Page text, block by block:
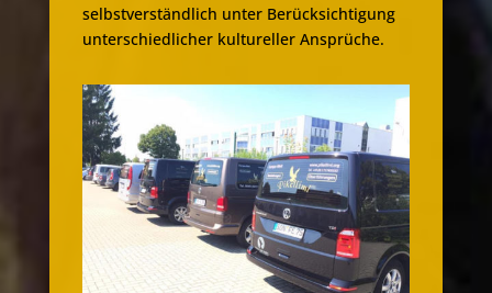
selbstverständlich unter Berücksichtigung
unterschiedlicher kultureller Ansprüche.